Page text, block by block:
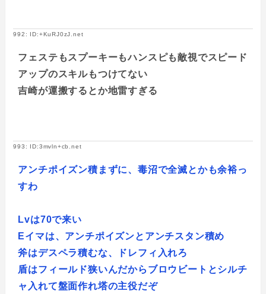
992: ID:+KuRJ0zJ.net
フェステもスプーキーもハンスピも敵視でスピード
アップのスキルもつけてない
吉崎が運搬するとか地雷すぎる
993: ID:3mvln+cb.net
アンチポイズン積まずに、毒沼で全滅とかも余裕っ
すわ
Lvは70で来い
Eイマは、アンチポイズンとアンチスタン積め
斧はデスペラ積むな、ドレフィ入れろ
盾はフィールド狭いんだからブロウビートとシルチ
ャ入れて盤面作れ塔の主役だぞ